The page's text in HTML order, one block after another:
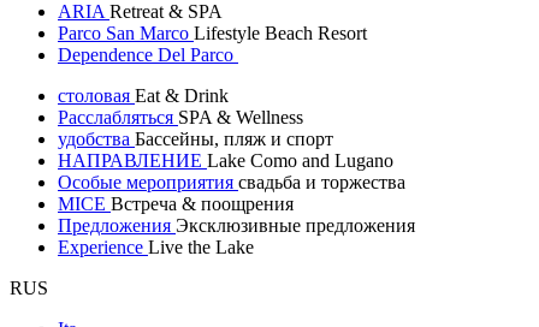
ARIA Retreat & SPA
Parco San Marco Lifestyle Beach Resort
Dependence Del Parco
столовая Eat & Drink
Расслабляться SPA & Wellness
удобства Бассейны, пляж и спорт
НАПРАВЛЕНИЕ Lake Como and Lugano
Особые мероприятия свадьба и торжества
MICE Встреча & поощрения
Предложения Эксклюзивные предложения
Experience Live the Lake
RUS